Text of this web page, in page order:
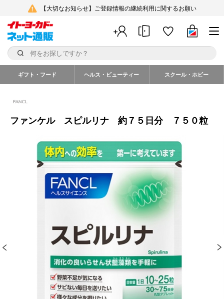
【大切なお知らせ】ご登録情報の継続利用に関するお願い
ギフト・フード ヘルス・ビューティー スクール・ホビー
ファンケル スピルリナ 約７５日分 ７５０粒